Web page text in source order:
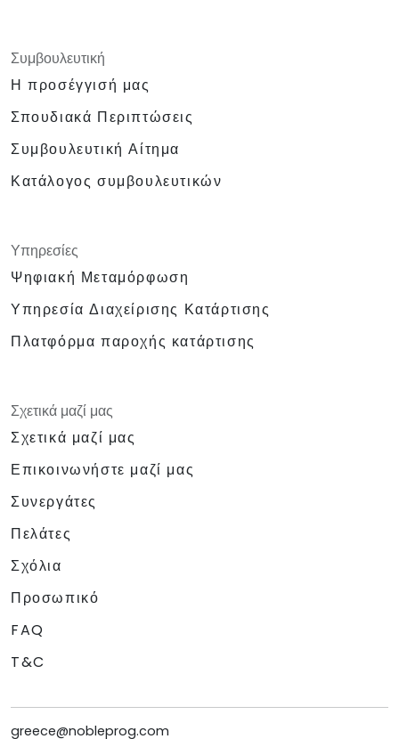
Συμβουλευτική
Η προσέγγισή μας
Σπουδιακά Περιπτώσεις
Συμβουλευτική Αίτημα
Κατάλογος συμβουλευτικών
Υπηρεσίες
Ψηφιακή Μεταμόρφωση
Υπηρεσία Διαχείρισης Κατάρτισης
Πλατφόρμα παροχής κατάρτισης
Σχετικά μαζί μας
Σχετικά μαζί μας
Επικοινωνήστε μαζί μας
Συνεργάτες
Πελάτες
Σχόλια
Προσωπικό
FAQ
T&C
greece@nobleprog.com